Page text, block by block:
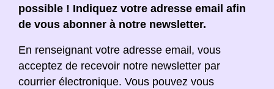
possible ! Indiquez votre adresse email afin
de vous abonner à notre newsletter.
En renseignant votre adresse email, vous
acceptez de recevoir notre newsletter par
courrier électronique. Vous pouvez vous